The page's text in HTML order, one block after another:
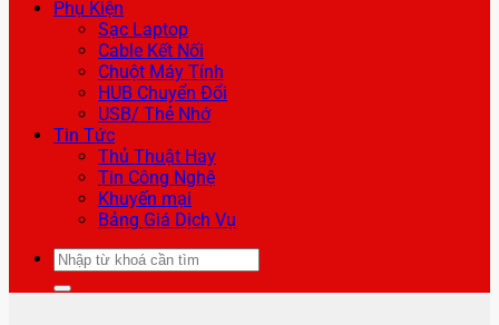
Phụ Kiện
Sạc Laptop
Cable Kết Nối
Chuột Máy Tính
HUB Chuyển Đổi
USB/ Thẻ Nhớ
Tin Tức
Thủ Thuật Hay
Tin Công Nghệ
Khuyến mại
Bảng Giá Dịch Vụ
Tìm
kiếm: